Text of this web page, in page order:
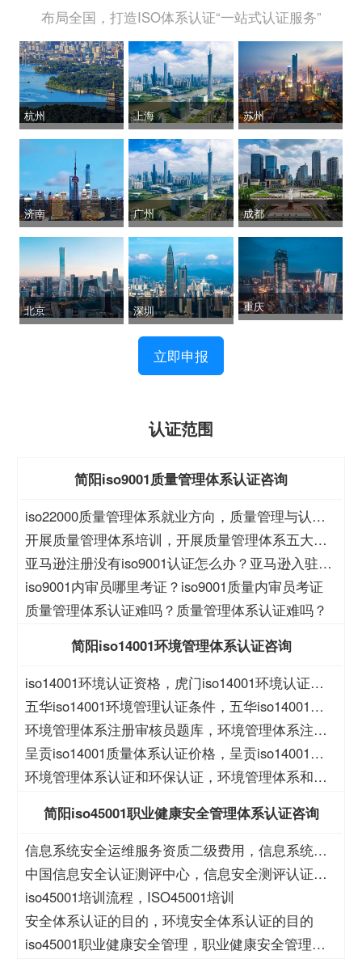
布局全国，打造ISO体系认证“一站式认证服务”
杭州
济南
北京
上海
广州
深圳
苏州
成都
重庆
立即申报
认证范围
简阳iso9001质量管理体系认证咨询
iso22000质量管理体系就业方向，质量管理与认证
就业方向
开展质量管理体系培训，开展质量管理体系五大过
程培训
亚马逊注册没有iso9001认证怎么办？亚马逊入驻没
有iso9001怎么办？
iso9001内审员哪里考证？iso9001质量内审员考证
质量管理体系认证难吗？质量管理体系认证难吗？
简阳iso14001环境管理体系认证咨询
iso14001环境认证资格，虎门iso14001环境认证资
格
五华iso14001环境管理认证条件，五华iso14001环
境管理认证价格
环境管理体系注册审核员题库，环境管理体系注册
审核员考试题库
呈贡iso14001质量体系认证价格，呈贡iso14001质
量体系认证
环境管理体系认证和环保认证，环境管理体系和环
简阳iso45001职业健康安全管理体系认证咨询
信息系统安全运维服务资质二级费用，信息系统安
全运维服务资质二级
中国信息安全认证测评中心，信息安全测评认证中
心
iso45001培训流程，ISO45001培训
安全体系认证的目的，环境安全体系认证的目的
iso45001职业健康安全管理，职业健康安全管理